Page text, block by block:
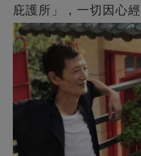
庇護所」，一切因心